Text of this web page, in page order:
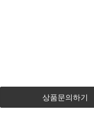
상품문의하기